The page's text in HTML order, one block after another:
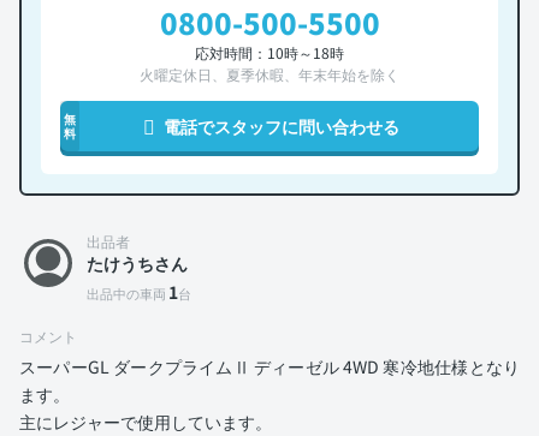
0800-500-5500
応対時間：10時～18時
火曜定休日、夏季休暇、年末年始を除く
無
料
電話でスタッフに問い合わせる
出品者
たけうちさん
出品中の車両 1台
コメント
スーパーGL ダークプライムⅡ ディーゼル 4WD 寒冷地仕様となり
ます。
主にレジャーで使用しています。